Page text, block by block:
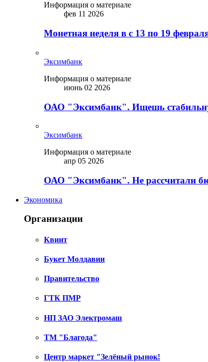
Информация о материале
фев 11 2026
Монетная неделя в с 13 по 19
Эксимбанк
Информация о материале
июнь 02 2026
ОАО "Эксимбанк". Ищешь
Эксимбанк
Информация о материале
апр 05 2026
ОАО "Эксимбанк". Не рассчитали
Экономика
Организации
Квинт
Букет Молдавии
Правительство
ГТК ПМР
НП ЗАО Электромаш
ТМ "Благода"
Центр маркет "Зелёный рынок!